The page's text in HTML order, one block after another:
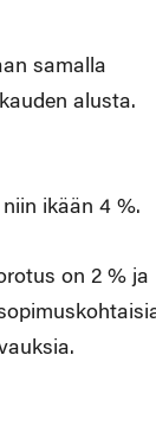
samalla
alusta.
ikään 4 %.
on 2 % ja